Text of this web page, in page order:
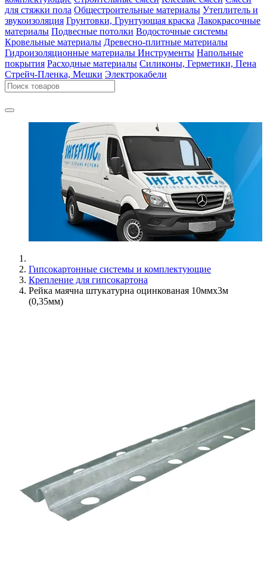
для стяжки пола Общестроительные материалы Утеплитель и
звукоизоляция Грунтовки, Грунтующая краска Лакокрасочные
материалы Подвесные потолки Водосточные системы
Кровельные материалы Древесно-плитные материалы
Гидроизоляционные материалы Инструменты Напольные
покрытия Расходные материалы Силиконы, Герметики, Пена
Стрейч-Пленка, Мешки Электрокабели
Гипсокартонные системы и комплектующие
Крепление для гипсокартона
Рейка маячна штукатурна оцинкованая 10ммx3м
(0,35мм)